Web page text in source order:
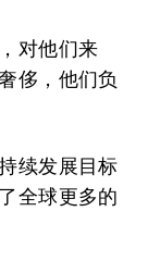
对他们来
侈，他们负
续发展目标
全球更多的